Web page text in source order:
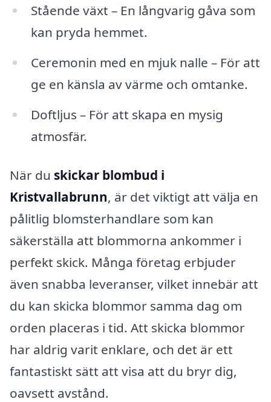
Stående växt – En långvarig gåva som
kan pryda hemmet.
Ceremonin med en mjuk nalle – För att
ge en känsla av värme och omtanke.
Doftljus – För att skapa en mysig
atmosfär.
När du skickar blombud i
Kristvallabrunn, är det viktigt att välja en
pålitlig blomsterhandlare som kan
säkerställa att blommorna ankommer i
perfekt skick. Många företag erbjuder
även snabba leveranser, vilket innebär att
du kan skicka blommor samma dag om
orden placeras i tid. Att skicka blommor
har aldrig varit enklare, och det är ett
fantastiskt sätt att visa att du bryr dig,
oavsett avstånd.